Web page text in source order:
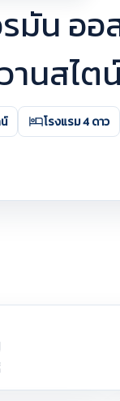
มัน อ
นสไต
โรงแรม 4 ดาว